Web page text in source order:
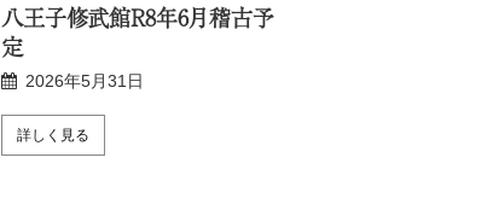
八王子修武館R8年6月稽古予
定
2026年5月31日
詳しく見る